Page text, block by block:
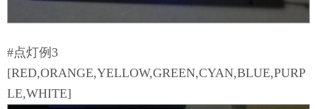
#点灯例3
[RED,ORANGE,YELLOW,GREEN,CYAN,BLUE,PURP
LE,WHITE]